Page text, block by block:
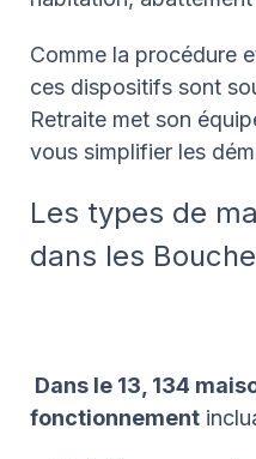
Comme la procédure
ces dispositifs sont
Retraite met son
vous simplifier les
Les types de
dans les
Dans le 13, 134
fonctionnement